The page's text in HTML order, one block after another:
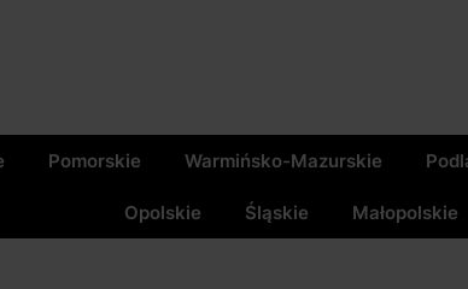
Pomorskie Warmińsko-Mazurskie
Opolskie Śląskie Małopolskie